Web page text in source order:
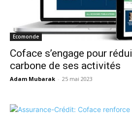
Ecomonde
Coface s’engage pour
carbone de ses activités
Adam Mubarak - 25 mai 2023